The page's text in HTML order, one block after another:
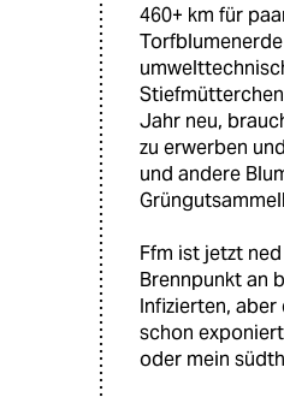
460+ km für
Jahr neu,
zu erwerben
und andere
Ffm ist jetzt
Brennpunkt an
Infizierten,
schon
oder mein